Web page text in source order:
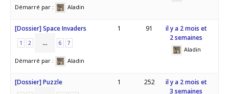
Démarré par : Aladin
[Dossier] Space Invaders
1 2 … 6 7
Démarré par : Aladin
1 91
il y a 2 mois et
2 semaines
Aladin
[Dossier] Puzzle 1 252
il y a 2 mois et
3 semaines